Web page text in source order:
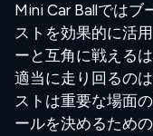
Mini Car Ballではブ
ストを効果的に活
ーと互角に戦える
適当に走り回るの
ストは重要な場面
ールを決めるため